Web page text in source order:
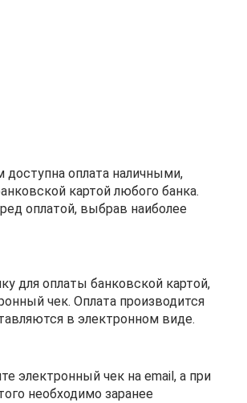
оплата наличными,
картой любого банка.
оплатой, выбрав наиболее
для оплаты банковской картой,
чек. Оплата производится
в электронном виде.
электронный чек на email, а при
необходимо заранее